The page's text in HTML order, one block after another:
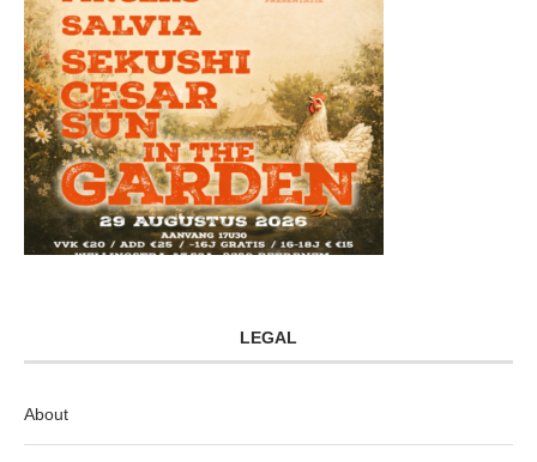
LEGAL
About